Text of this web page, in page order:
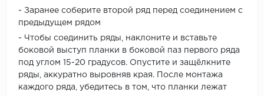
- Заранее соберите второй ряд перед соединением с
предыдущем рядом
- Чтобы соединить ряды, наклоните и вставьте
боковой выступ планки в боковой паз первого ряда
под углом 15-20 градусов. Опустите и защёлкните
ряды, аккуратно выровняв края. После монтажа
каждого ряда, убедитесь в том, что планки лежат